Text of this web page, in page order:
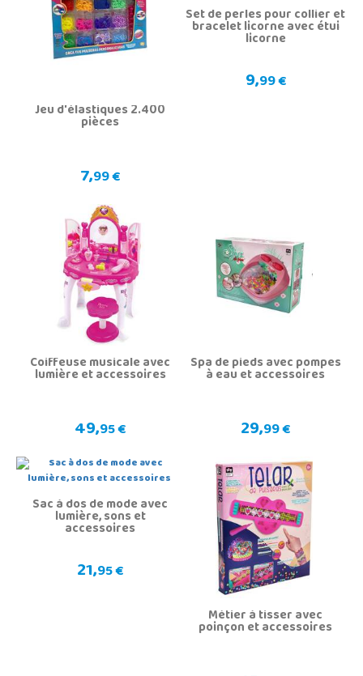
Jeu d'élastiques 2.400
pièces
7,99 €
Set de perles pour collier et
bracelet licorne avec étui
licorne
9,99 €
Coiffeuse musicale avec
lumière et accessoires
49,95 €
Spa de pieds avec pompes
à eau et accessoires
29,99 €
Sac à dos de mode avec
lumière, sons et
accessoires
21,95 €
Métier à tisser avec
poinçon et accessoires